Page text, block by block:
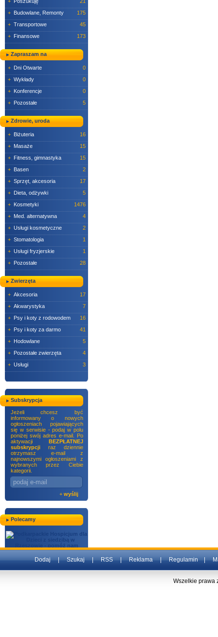
+ Budowlane, Remonty
175
+ Transportowe
45
+ Finansowe 173
Zapraszam na
+ Dni Otwarte
0
+ Wykłady
0
+ Konferencje
0
+ Pozostałe 5
Zdrowie, uroda
+ Biżuteria
16
+ Masaże
15
+ Fitness, gimnastyka
15
+ Basen
2
+ Sprzęt, akcesoria
17
+ Dieta, odżywki
5
+ Kosmetyki
1476
+ Med. alternatywna
4
+ Usługi kosmetyczne
2
+ Stomatologia
1
+ Usługi fryzjerskie
1
+ Pozostałe 28
Zwierzęta
+ Akcesoria
17
+ Akwarystyka
7
+ Psy i koty z rodowodem
16
+ Psy i koty za darmo
41
+ Hodowlane
5
+ Pozostałe zwierzęta
4
+ Usługi 3
Subskrypcja
Jeżeli chcesz być
informowany o nowych
ogłoszeniach pojawiających
się w serwisie - podaj w polu
poniżej swój adres e-mail. Po
aktywacji BEZPŁATNEJ
subskrypcji raz dziennie
otrzymasz e-mail z
najnowszymi ogłoszeniami z
wybranych przez Ciebie
kategorii.
+ wyślij
Polecamy
Dodaj|Szukaj|RSS|Reklama|Regulamin|
Wszelkie prawa